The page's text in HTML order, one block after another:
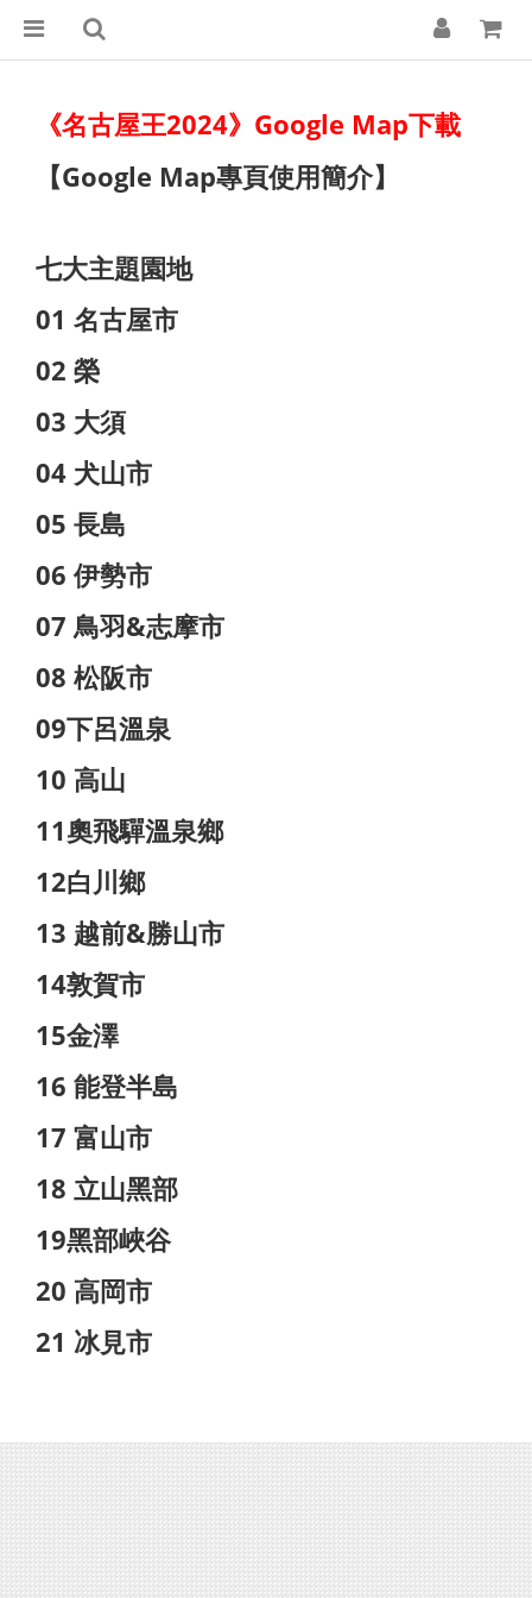
《名古屋王2024》Google Map下載
【Google Map專頁使用簡介】
七大主題園地
01 名古屋市
02 榮
03 大須
04 犬山市
05 長島
06 伊勢市
07 鳥羽&志摩市
08 松阪市
09下呂溫泉
10 高山
11奧飛驒溫泉鄉
12白川鄉
13 越前&勝山市
14敦賀市
15金澤
16 能登半島
17 富山市
18 立山黑部
19黑部峽谷
20 高岡市
21 冰見市